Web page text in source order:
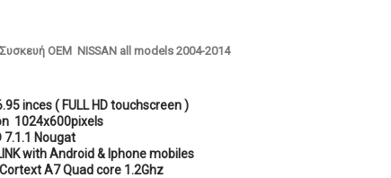
Συσκευή OEM NISSAN all models 2004-2014
inces ( FULL HD touchscreen )
1024x600pixels
7.1.1 Nougat
with Android & Iphone mobiles
A7 Quad core 1.2Ghz